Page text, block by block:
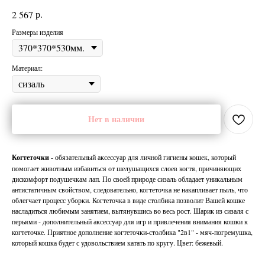
2 567 р.
Размеры изделия
Материал:
Нет в наличии
Когтеточки- обязательный аксессуар для личной гигиены кошек, который
помогает животным избавиться от шелушащихся слоев когтя, причиняющих
дискомфорт подушечкам лап. По своей природе сизаль обладает уникальным
антистатичным свойством, следовательно, когтеточка не накапливает пыль, что
облегчает процесс уборки. Когтеточка в виде столбика позволит Вашей кошке
насладиться любимым занятием, вытянувшись во весь рост. Шарик из сизаля с
перьями - дополнительный аксессуар для игр и привлечения внимания кошки к
когтеточке. Приятное дополнение когтеточки-столбика "2в1" - мяч-погремушка,
который кошка будет с удовольствием катать по кругу. Цвет: бежевый.